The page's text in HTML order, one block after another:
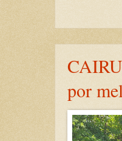
por